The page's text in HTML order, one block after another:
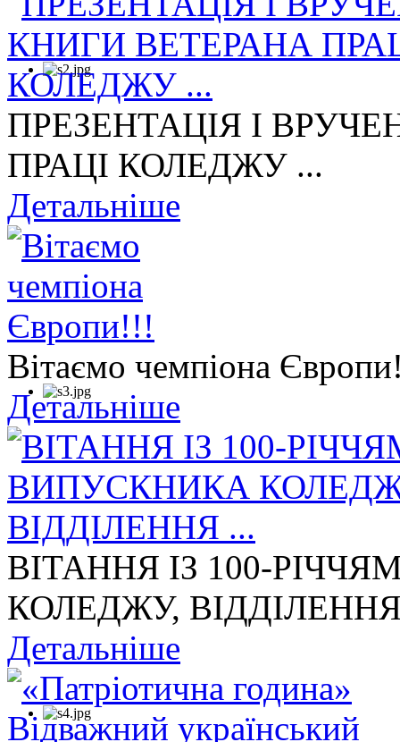
ПРЕЗЕНТАЦІЯ І
ПРАЦІ КОЛЕДЖУ ...
Детальніше
Вітаємо чемпіона
Детальніше
ВІТАННЯ ІЗ 100-
КОЛЕДЖУ,
Детальніше